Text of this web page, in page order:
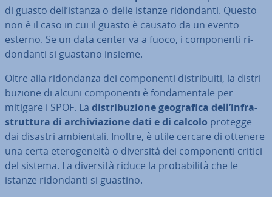
di guasto dell’istanza o delle istanze ri­don­dan­ti. Questo
non è il caso in cui il guasto è causato da un evento
esterno. Se un data center va a fuoco, i com­po­nen­ti ri­
don­dan­ti si guastano insieme.
Oltre alla ri­don­dan­za dei com­po­nen­ti di­stri­bui­ti, la di­stri­
bu­zio­ne di alcuni com­po­nen­ti è fon­da­men­ta­le per
mitigare i SPOF. La di­stri­bu­zio­ne geo­gra­fi­ca dell’in­fra­
strut­tu­ra di ar­chi­via­zio­ne dati e di calcolo protegge
dai disastri am­bien­ta­li. Inoltre, è utile cercare di ottenere
una certa ete­ro­ge­nei­tà o diversità dei com­po­nen­ti critici
del sistema. La diversità riduce la pro­ba­bi­li­tà che le
istanze ri­don­dan­ti si guastino.